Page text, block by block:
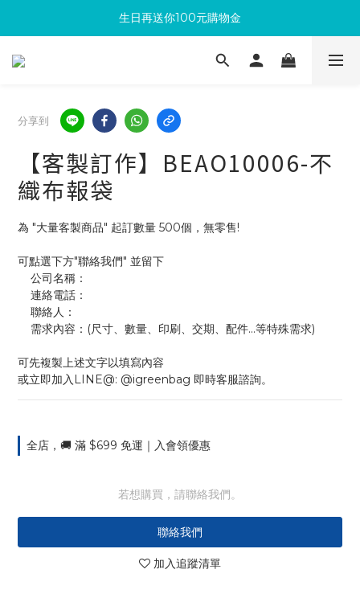
滿300回饋10%購物金
生日再送你100元購物金
加入成為新會員 馬上領取50元購物金
分享到
【客製訂作】BEAO10006-不
織布報袋
為 "大量客製商品" 起訂數量 500個，無零售!
可點選下方"聯絡我們" 並留下
    公司名稱：
    連絡電話：
    聯絡人：
    需求內容：(尺寸、數量、印刷、交期、配件...等特殊需求)
可先複製上述文字以填寫內容
或立即加入LINE@: @igreenbag 即時客服諮詢。
全店，🚚 滿 $699 免運｜入會領優惠
若想購買，請聯絡我們。
聯絡我們
加入追蹤清單